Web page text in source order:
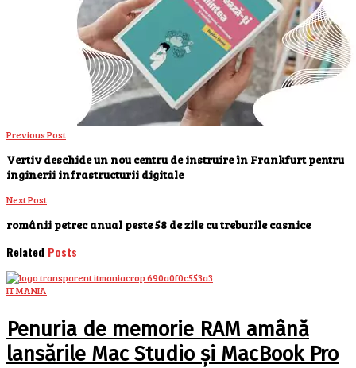
Previous Post
Vertiv deschide un nou centru de instruire în Frankfurt pentru
inginerii infrastructurii digitale
Next Post
românii petrec anual peste 58 de zile cu treburile casnice
Related Posts
IT MANIA
Penuria de memorie RAM amână
lansările Mac Studio și MacBook Pro